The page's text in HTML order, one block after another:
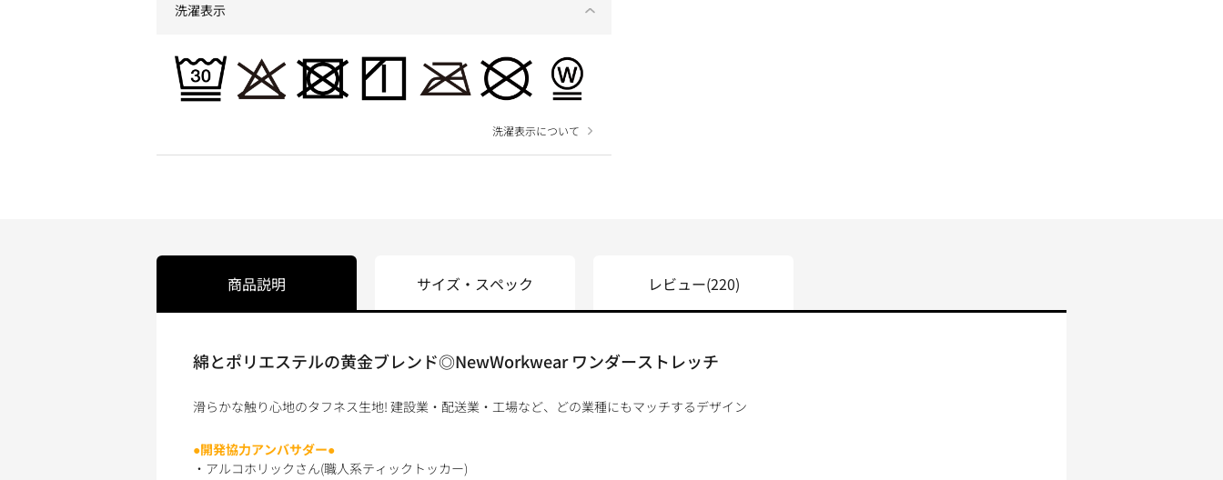
洗濯表示
洗濯表示について
商品説明
綿とポリエステルの黄金ブレンド◎NewWorkwear ワンダーストレッチ
滑らかな触り心地のタフネス生地! 建設業・配送業・工場など、どの業種にもマッチするデザイン
●開発協力アンバサダー●
・アルコホリックさん(職人系ティックトッカー)
サイズ・スペック レビュー(220)